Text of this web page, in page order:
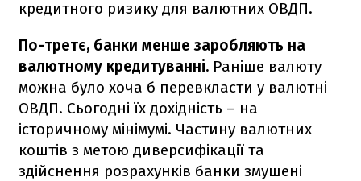
кредитного ризику для валютних ОВДП.
По-третє, банки менше заробляють на
валютному кредитуванні. Раніше валюту
можна було хоча б перевкласти у валютні
ОВДП. Сьогодні їх дохідність – на
історичному мінімумі. Частину валютних
коштів з метою диверсифікації та
здійснення розрахунків банки змушені